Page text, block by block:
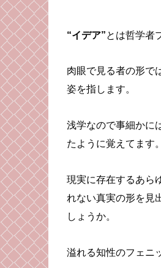
“イデア”とは哲学者
肉眼で見る者の形で
姿を指します。
浅学なので事細かに
たように覚えてます。
現実に存在するあら
れない真実の形を見
しょうか。
溢れる知性のフェニ